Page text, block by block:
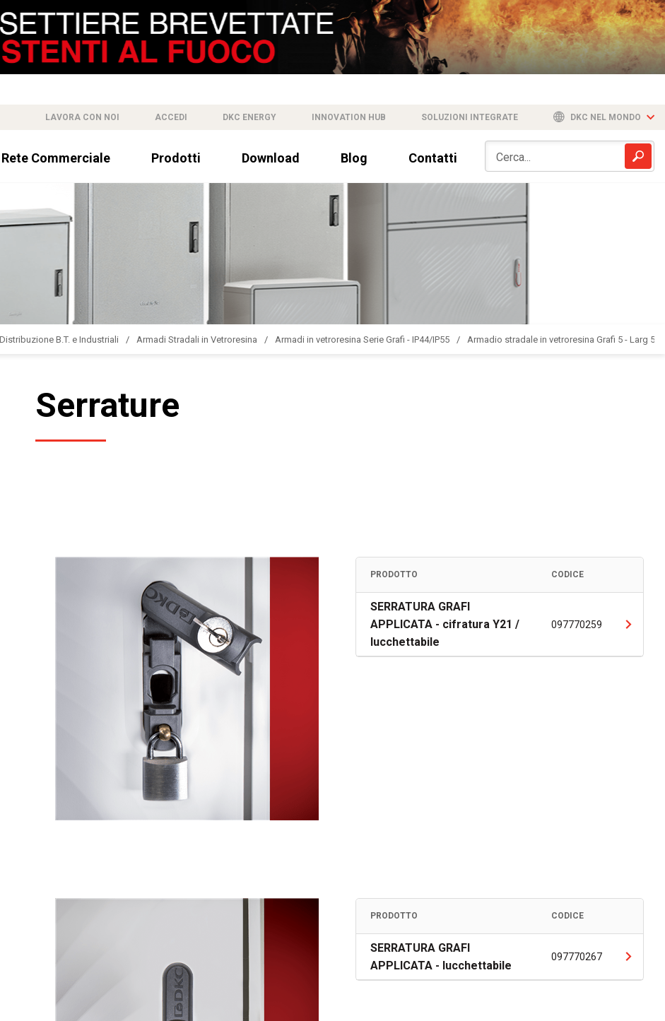
LAVORA CON NOI ACCEDI DKC ENERGY INNOVATION HUB SOLUZIONI INTEGRATE DKC NEL MONDO
Rete Commerciale Prodotti Download Blog Contatti
B.T. e Industriali Armadi Stradali in Vetroresina Armadi in vetroresina Serie Grafi - IP44/IP55 Armadio stradale in vetroresina Grafi 5 - Larg 580
Serrature
PRODOTTO CODICE
SERRATURA GRAFI
APPLICATA - cifratura Y21 /
lucchettabile
097770259
PRODOTTO CODICE
SERRATURA GRAFI
APPLICATA - lucchettabile
097770267